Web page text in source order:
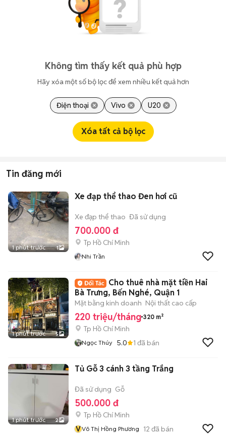
Không tìm thấy kết quả phù hợp
Hãy xóa một số bộ lọc để xem nhiều kết quả hơn
Điện thoại Vivo U20
Xóa tất cả bộ lọc
Tin đăng mới
1 phút trước 1
Xe đạp thể thao Đen hơi cũ
Xe đạp thể thao Đã sử dụng
700.000 đ
Tp Hồ Chí Minh
Nhi Trần
1 phút trước 5
Cho thuê nhà mặt tiền Hai
Bà Trưng, Bến Nghé, Quận 1
Mặt bằng kinh doanh Nội thất cao cấp
220 triệu/tháng 320 m²
Tp Hồ Chí Minh
Ngọc Thúy 5.0 1 đã bán
1 phút trước 2
Tủ Gỗ 3 cánh 3 tầng Trắng
Đã sử dụng Gỗ
500.000 đ
Tp Hồ Chí Minh
VVõ Thị Hồng Phương 12 đã bán